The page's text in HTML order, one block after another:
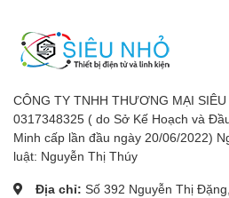
CÔNG TY TNHH THƯƠNG MẠI
0317348325 ( do Sở Kế Hoạch và
Minh cấp lần đầu ngày 20/06/2022)
luật: Nguyễn Thị Thúy
Địa chỉ: Số 392 Nguyễn Thị